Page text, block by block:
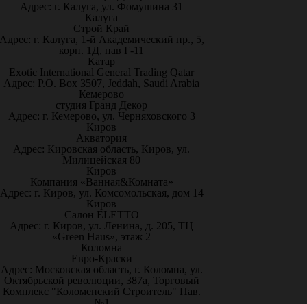
Адрес: г. Калуга, ул. Фомушина 31
Калуга
Строй Край
г. Калуга, 1-й Академический пр., 5,
корп. 1Д, пав Г-11
Катар
Exotic International General Trading Qatar
Адрес: P.O. Box 3507, Jeddah, Saudi Arabia
Кемерово
студия Гранд Декор
Адрес: г. Кемерово, ул. Черняховского 3
Киров
Акватория
Адрес: Кировская область, Киров, ул.
Милицейская 80
Киров
Компания «Ванная&Комната»
Адрес: г. Киров, ул. Комсомольская, дом 14
Киров
Салон ELETTO
Адрес: г. Киров, ул. Ленина, д. 205, ТЦ
«Green Haus», этаж 2
Коломна
Евро-Краски
Адрес: Московская область, г. Коломна, ул.
Октябрьской революции, 387а, Торговый
Комплекс "Коломенский Строитель" Пав.